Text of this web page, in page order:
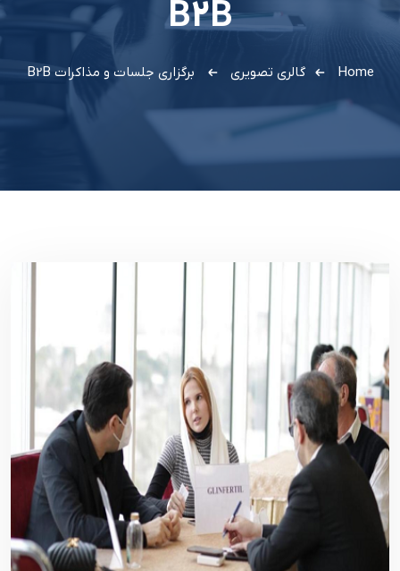
B2B
Home گالری تصویری برگزاري جلسات و مذاکرات B2B